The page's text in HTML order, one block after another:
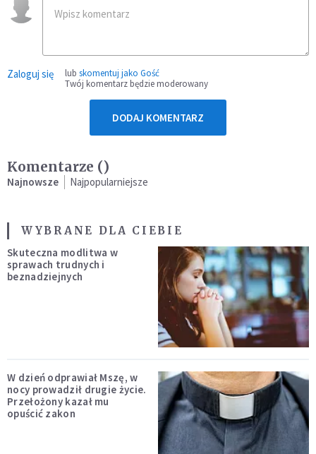
Zaloguj się lub skomentuj jako Gość
Twój komentarz będzie moderowany
DODAJ KOMENTARZ
Komentarze ()
Najnowsze Najpopularniejsze
WYBRANE DLA CIEBIE
Skuteczna modlitwa w
sprawach trudnych i
beznadziejnych
W dzień odprawiał Mszę, w
nocy prowadził drugie życie.
Przełożony kazał mu
opuścić zakon